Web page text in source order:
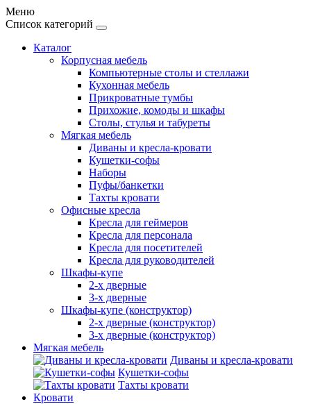
Меню
Список категорий
Каталог
Корпусная мебель
Компьютерные столы и стеллажи
Кухонная мебель
Прикроватные тумбы
Прихожие, комоды и шкафы
Столы, стулья и табуреты
Мягкая мебель
Диваны и кресла-кровати
Кушетки-софы
Наборы
Пуфы/банкетки
Тахты кровати
Офисные кресла
Кресла для геймеров
Кресла для персонала
Кресла для посетителей
Кресла для руководителей
Шкафы-купе
2-х дверные
3-х дверные
Шкафы-купе (конструктор)
2-х дверные (конструктор)
3-х дверные (конструктор)
Мягкая мебель
Диваны и кресла-кровати
Кушетки-софы
Тахты кровати
Кровати